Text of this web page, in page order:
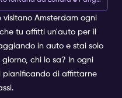
tuo viaggio, a partire da soli
diverso, niente ti fermerà
visitano Amsterdam ogni
tu affitti un'auto per il
in auto e stai solo
chi lo sa? In ogni
pianificando di affittarne